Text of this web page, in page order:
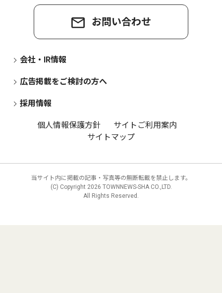
お問い合わせ
会社・IR情報
広告掲載をご検討の方へ
採用情報
個人情報保護方針
サイトご利用案内
サイトマップ
当サイト内に掲載の記事・写真等の無断転載を禁止します。
(C) Copyright 2026 TOWNNEWS-SHA CO.,LTD.
All Rights Reserved.